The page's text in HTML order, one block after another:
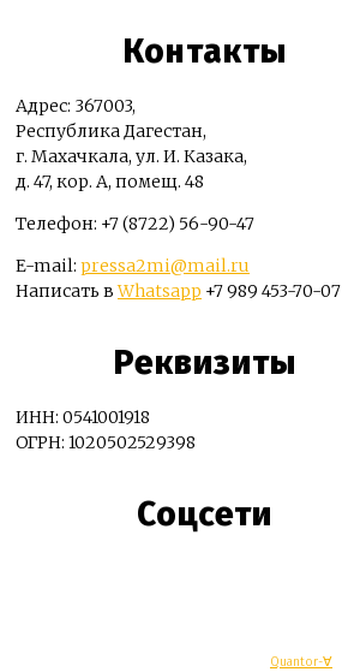
Контакты
Адрес: 367003,
Республика Дагестан,
г. Махачкала, ул. И. Казака,
д. 47, кор. А, помещ. 48
Телефон: +7 (8722) 56-90-47
E-mail: pressa2mi@mail.ru
Написать вWhatsapp +7 989 453-70-07
Реквизиты
ИНН: 0541001918
ОГРН: 1020502529398
Соцсети
Quantor-∀